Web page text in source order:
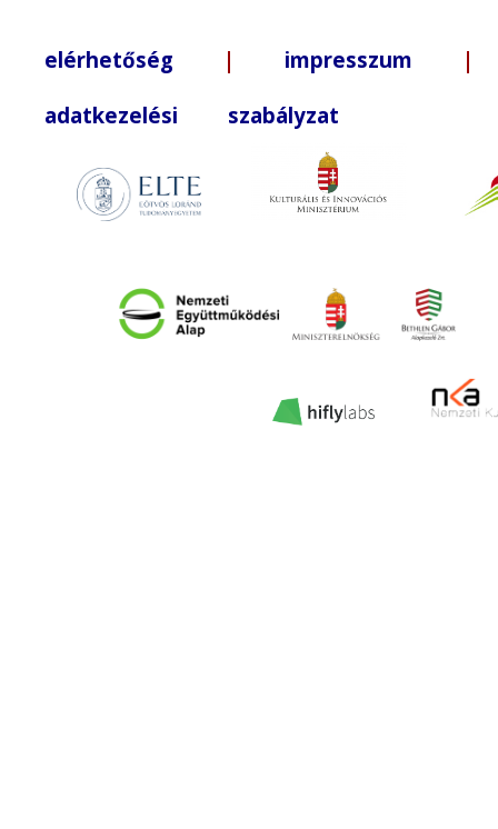
elérhetőség | impresszum |
adatkezelési szabályzat